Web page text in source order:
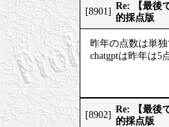
[8901]
Re: 【最後
的採点版
昨年の点数は単
chatgptは昨年は5
[8902]
Re: 【最後
的採点版